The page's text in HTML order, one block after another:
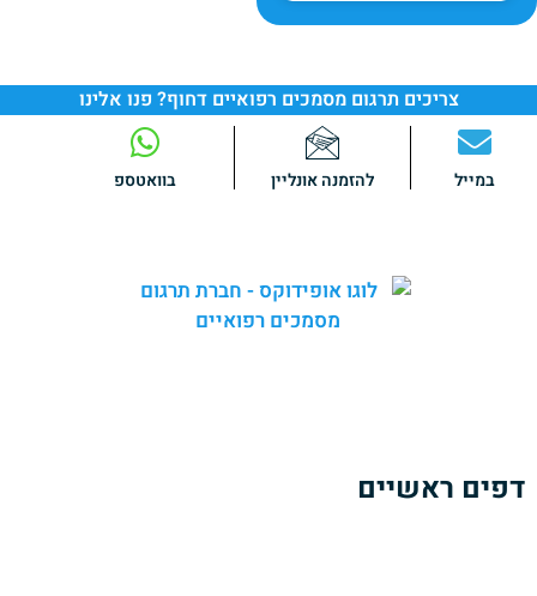
צריכים תרגום מסמכים רפואיים דחוף? פנו אלינו
במייל להזמנה אונליין בוואטספ
דפים ראשיים